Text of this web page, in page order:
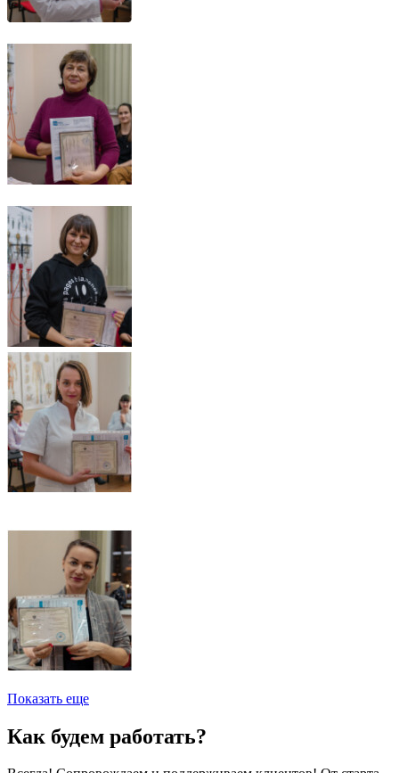
Показать еще
Как будем работать?